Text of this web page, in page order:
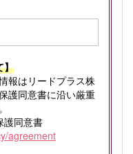
】
報はリードプラス株
護同意書に沿い厳重
護同意書
agreement